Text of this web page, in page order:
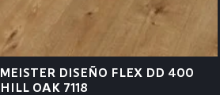
MEISTER DISEÑO FLEX DD 400
HILL OAK 7118